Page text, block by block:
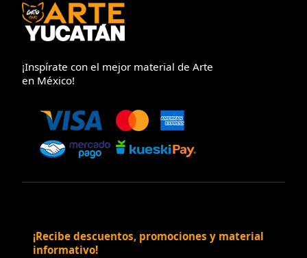
¡Inspírate con el mejor material de Arte
en México!
¡Recibe descuentos, promociones y material
informativo!